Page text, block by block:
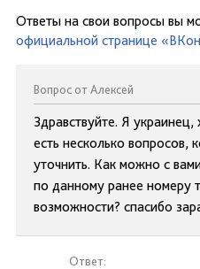
Ответы на свои вопросы вы
официальной странице
Вопрос от Алексей
Здравствуйте. Я
есть несколько вопросов,
уточнить. Как можно с
по данному ранее номеру
возможности? спасибо
Ответ: